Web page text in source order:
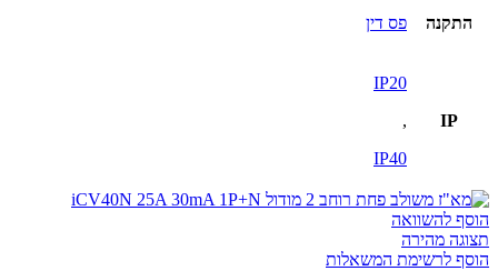
התקנה פס דין
IP
IP20
,
IP40
הוסף להשוואה
תצוגה מהירה
הוסף לרשימת המשאלות